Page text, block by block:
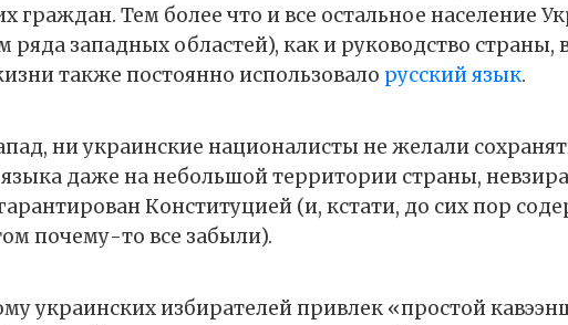
граждан. Тем более что и все остальное население
ряда западных областей), как и руководство страны,
также постоянно использовало русский язык.
ни украинские националисты не желали
языка даже на небольшой территории страны,
Конституцией (и, кстати, до сих пор
почему-то все забыли).
украинских избирателей привлек «простой